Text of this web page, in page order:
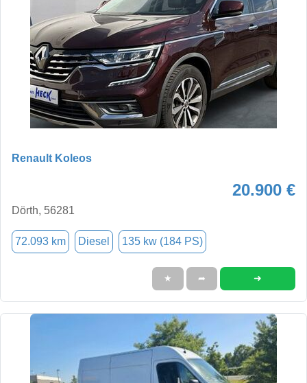
Renault Koleos
20.900 €
Dörth, 56281
72.093 km Diesel 135 kw (184 PS)
★ ➦ ➜